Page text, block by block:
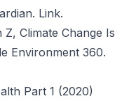
Link.
Climate Change Is
Environment 360.
Part 1 (2020)